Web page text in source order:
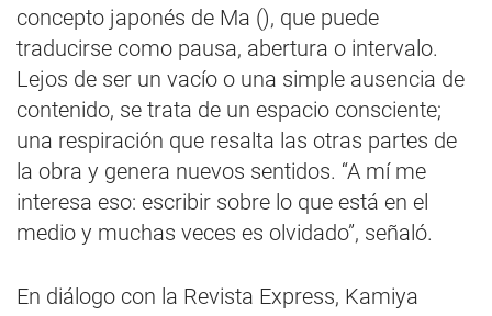
concepto japonés de Ma (), que puede
traducirse como pausa, abertura o intervalo.
Lejos de ser un vacío o una simple ausencia de
contenido, se trata de un espacio consciente;
una respiración que resalta las otras partes de
la obra y genera nuevos sentidos. “A mí me
interesa eso: escribir sobre lo que está en el
medio y muchas veces es olvidado”, señaló.
En diálogo con la Revista Express, Kamiya